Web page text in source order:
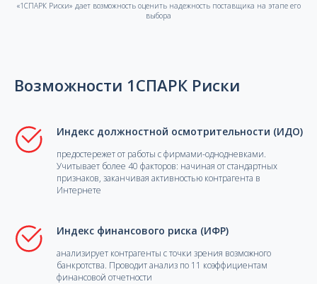
«1СПАРК Риски» дает возможность оценить надежность поставщика на этапе его
выбора
Возможности 1СПАРК Риски
Индекс должностной осмотрительности (ИДО)
предостережет от работы с фирмами-однодневками.
Учитывает более 40 факторов: начиная от стандартных
признаков, заканчивая активностью контрагента в
Интернете
Индекс финансового риска (ИФР)
анализирует контрагенты с точки зрения возможного
банкротства. Проводит анализ по 11 коэффициентам
финансовой отчетности